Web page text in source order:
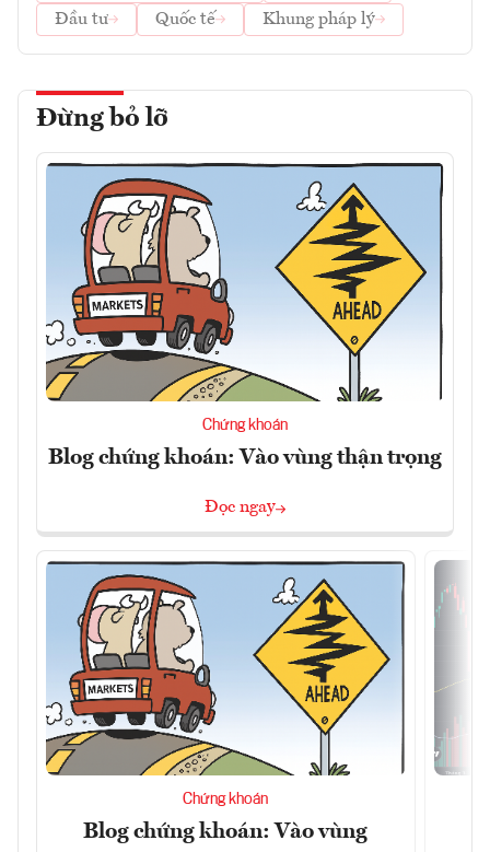
Đầu tư
Quốc tế Khung pháp lý
Đừng bỏ lỡ
Chứng khoán
Blog chứng khoán: Vào vùng thận trọng
Đọc ngay
Chứng khoán
Blog chứng khoán: Vào vùng